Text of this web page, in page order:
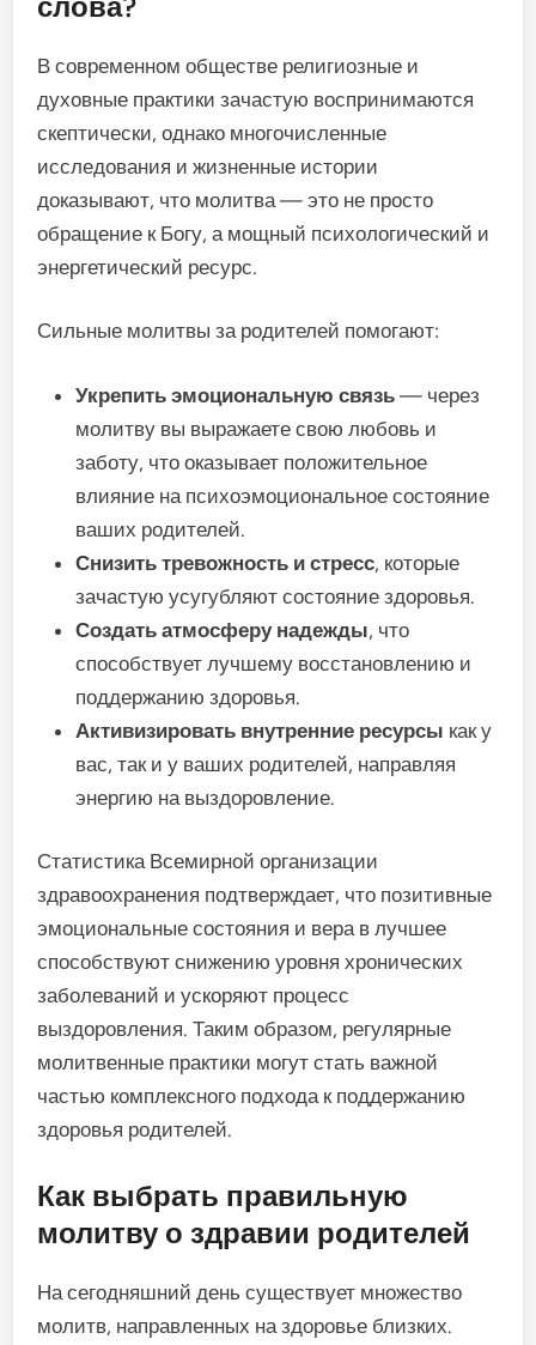
В современном обществе религиозные и
духовные практики зачастую воспринимаются
скептически, однако многочисленные
исследования и жизненные истории
доказывают, что молитва — это не просто
обращение к Богу, а мощный психологический и
энергетический ресурс.
Сильные молитвы за родителей помогают:
Укрепить эмоциональную связь — через
молитву вы выражаете свою любовь и
заботу, что оказывает положительное
влияние на психоэмоциональное состояние
ваших родителей.
Снизить тревожность и стресс, которые
зачастую усугубляют состояние здоровья.
Создать атмосферу надежды, что
способствует лучшему восстановлению и
поддержанию здоровья.
Активизировать внутренние ресурсы как у
вас, так и у ваших родителей, направляя
энергию на выздоровление.
Статистика Всемирной организации
здравоохранения подтверждает, что позитивные
эмоциональные состояния и вера в лучшее
способствуют снижению уровня хронических
заболеваний и ускоряют процесс
выздоровления. Таким образом, регулярные
молитвенные практики могут стать важной
частью комплексного подхода к поддержанию
здоровья родителей.
Как выбрать правильную
молитву о здравии родителей
На сегодняшний день существует множество
молитв, направленных на здоровье близких.